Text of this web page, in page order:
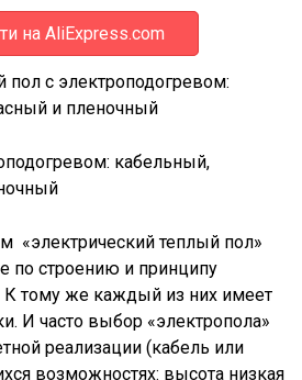
на AliExpress.com
пол с электроподогревом:
и пленочный
кабельный,
«электрический теплый пол»
по строению и принципу
К тому же каждый из них имеет
И часто выбор «электропола»
реализации (кабель или
возможностях: высота низкая